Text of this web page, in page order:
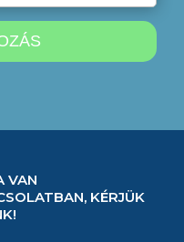
VAN
KÉRJÜK